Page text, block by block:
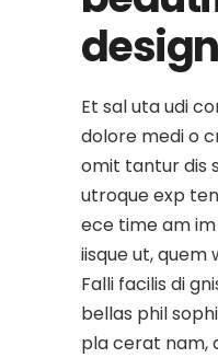
Et sal uta udi
dolore medi o
omit tantur dis
utroque exp
ece time am
iisque ut, quem
Falli facilis di
bellas phil
pla cerat nam,